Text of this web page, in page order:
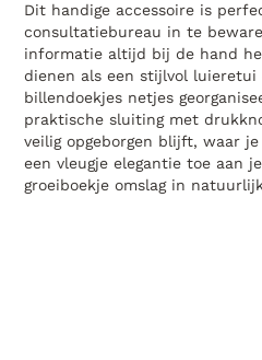
Dit handige accessoire is
consultatiebureau in te
informatie altijd bij de hand
dienen als een stijlvol luieretui
billendoekjes netjes
praktische sluiting met
veilig opgeborgen blijft, waar
een vleugje elegantie toe aan
groeiboekje omslag in